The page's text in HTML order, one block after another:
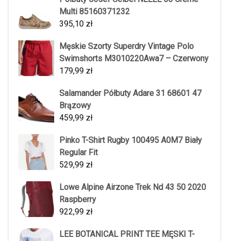
Multi 85160371232
395,10 zł
Męskie Szorty Superdry Vintage Polo
Swimshorts M3010220Awa7 – Czerwony
179,99 zł
Salamander Półbuty Adare 31 68601 47
Brązowy
459,99 zł
Pinko T-Shirt Rugby 100495 A0M7 Biały
Regular Fit
529,99 zł
Lowe Alpine Airzone Trek Nd 43 50 2020
Raspberry
922,99 zł
LEE BOTANICAL PRINT TEE MĘSKI T-